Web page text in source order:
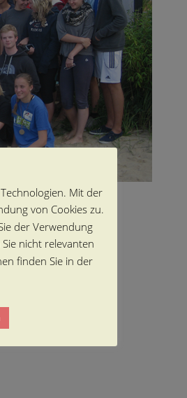
Mit der
von Cookies zu.
der Verwendung
nicht relevanten
finden Sie in der